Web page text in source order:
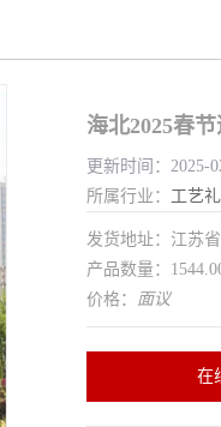
海北2025春
更新时间：2025-
所属行业： 工艺
发货地址：江苏
产品数量：
价格： 面议
在